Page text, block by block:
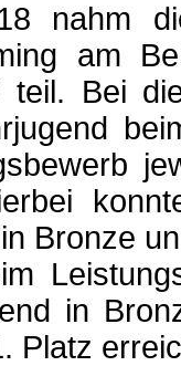
nahm
am
teil. Bei
Bronze
in
Platz